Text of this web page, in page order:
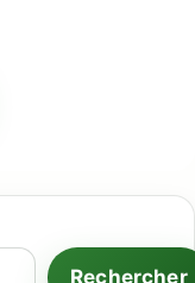
Rechercher